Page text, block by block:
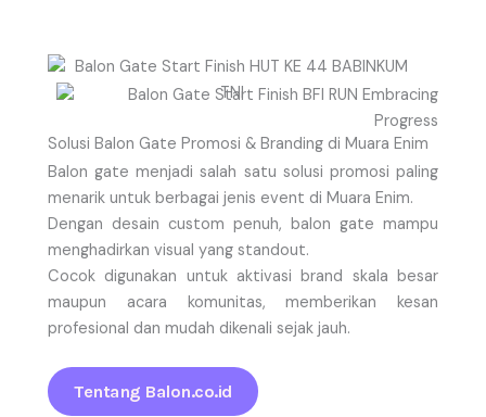
Solusi Balon Gate Promosi & Branding di Muara Enim
Balon gate menjadi salah satu solusi promosi paling
menarik untuk berbagai jenis event di Muara Enim.
Dengan desain custom penuh, balon gate mampu
menghadirkan visual yang standout.
Cocok digunakan untuk aktivasi brand skala besar
maupun acara komunitas, memberikan kesan
profesional dan mudah dikenali sejak jauh.
Tentang Balon.co.id